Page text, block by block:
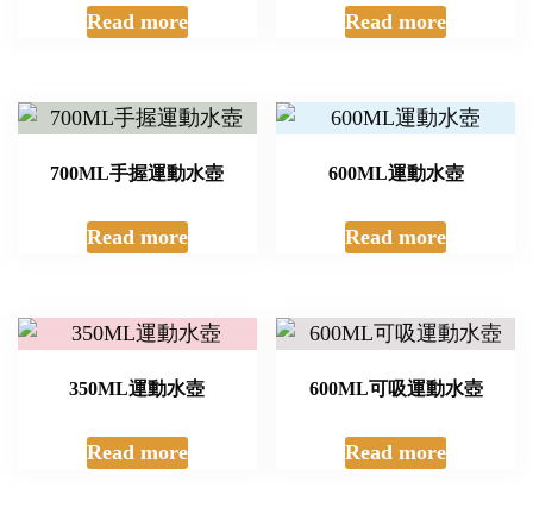
Read more Read more
700ML手握運動水壺
Read more
600ML運動水壺
Read more
350ML運動水壺
Read more
600ML可吸運動水壺
Read more